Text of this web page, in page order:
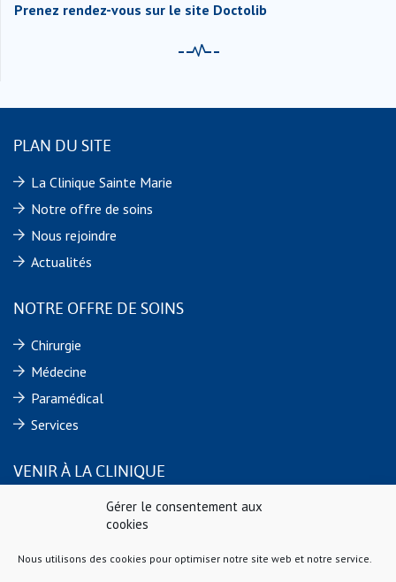
Gérer le consentement aux
cookies
Nous utilisons des cookies pour optimiser notre site web et notre service.
Prenez rendez-vous sur le site Doctolib
PLAN DU SITE
La Clinique Sainte Marie
Notre offre de soins
Nous rejoindre
Actualités
NOTRE OFFRE DE SOINS
Chirurgie
Médecine
Paramédical
Services
VENIR À LA CLINIQUE
Clinique Sainte Marie
9 rue de Verdun
Téléphone : 02 40 55 88 88